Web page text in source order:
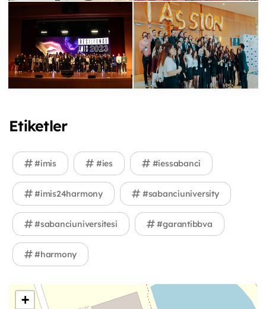
Etiketler
#imis #ies #iessabanci
#imis24harmony #sabanciuniversity
#sabanciuniversitesi #garantibbva
#harmony
+